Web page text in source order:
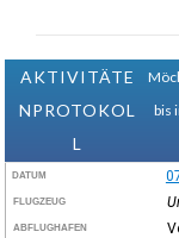
AKTIVITÄTE
NPROTOKOL
L
bis
DATUM
FLUGZEUG
ABFLUGHAFEN